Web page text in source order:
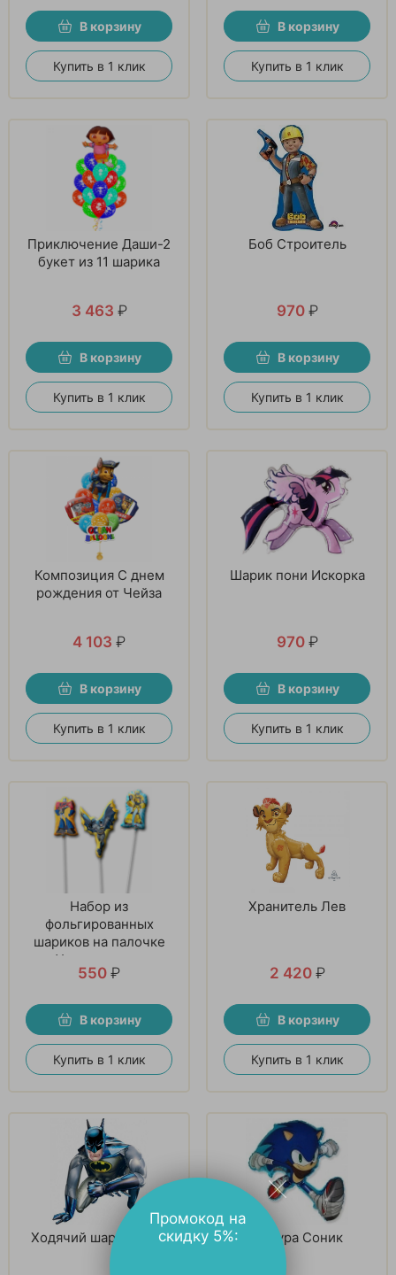
В корзину
Купить в 1 клик
В корзину
Купить в 1 клик
Приключение Даши-2
букет из 11 шарика
3 463 ₽
В корзину
Купить в 1 клик
Боб Строитель
970 ₽
В корзину
Купить в 1 клик
Композиция С днем
рождения от Чейза
4 103 ₽
В корзину
Купить в 1 клик
Шарик пони Искорка
970 ₽
В корзину
Купить в 1 клик
Набор из
фольгированных
шариков на палочке
«Ударная сила»
550 ₽
В корзину
Купить в 1 клик
Хранитель Лев
2 420 ₽
В корзину
Купить в 1 клик
Ходячий шар Бэтмен Фигура Соник
Промокод на
скидку 5%: